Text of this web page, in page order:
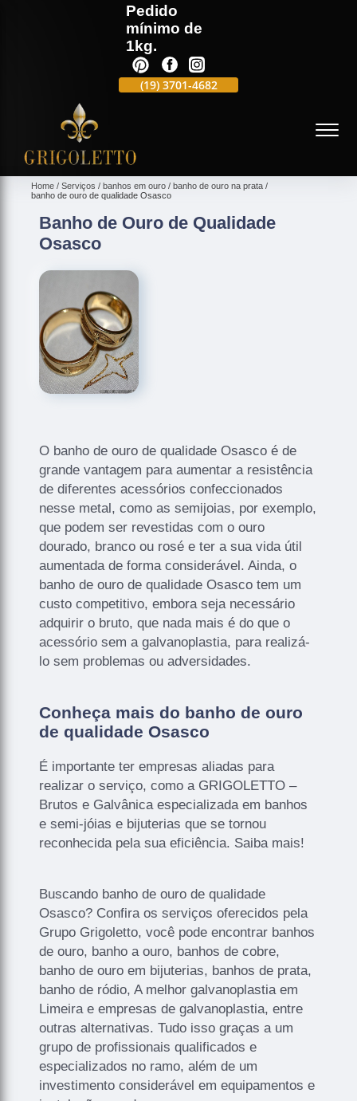
Pedido
mínimo de
1kg.
(19) 3701-4682 (19)
Home Serviços banhos em ouro
banho de ouro na prata
banho de ouro de qualidade Osasco
Banho de Ouro de Qualidade
Osasco
O banho de ouro de qualidade Osasco é de
grande vantagem para aumentar a resistência
de diferentes acessórios confeccionados
nesse metal, como as semijoias, por exemplo,
que podem ser revestidas com o ouro
dourado, branco ou rosé e ter a sua vida útil
aumentada de forma considerável. Ainda, o
banho de ouro de qualidade Osasco tem um
custo competitivo, embora seja necessário
adquirir o bruto, que nada mais é do que o
acessório sem a galvanoplastia, para realizá-
lo sem problemas ou adversidades.
Conheça mais do banho de ouro
de qualidade Osasco
É importante ter empresas aliadas para
realizar o serviço, como a GRIGOLETTO –
Brutos e Galvânica especializada em banhos
e semi-jóias e bijuterias que se tornou
reconhecida pela sua eficiência. Saiba mais!
Buscando banho de ouro de qualidade
Osasco? Confira os serviços oferecidos pela
Grupo Grigoletto, você pode encontrar banhos
de ouro, banho a ouro, banhos de cobre,
banho de ouro em bijuterias, banhos de prata,
banho de ródio, A melhor galvanoplastia em
Limeira e empresas de galvanoplastia, entre
outras alternativas. Tudo isso graças a um
grupo de profissionais qualificados e
especializados no ramo, além de um
investimento considerável em equipamentos e